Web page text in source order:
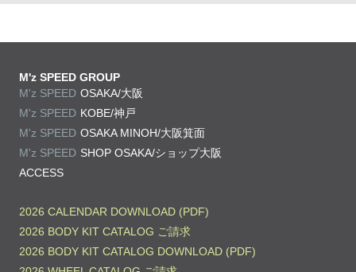
M'z SPEED GROUP
M'z SPEED OSAKA/大阪
M'z SPEED KOBE/神戸
M'z SPEED OSAKA MINOH/大阪箕面
M'z SPEED SHOP OSAKA/ショップ大阪
ACCESS
2026 CALENDAR DOWNLOAD (PDF)
2026 BODY KIT CATALOG ご請求
2026 BODY KIT CATALOG DOWNLOAD (PDF)